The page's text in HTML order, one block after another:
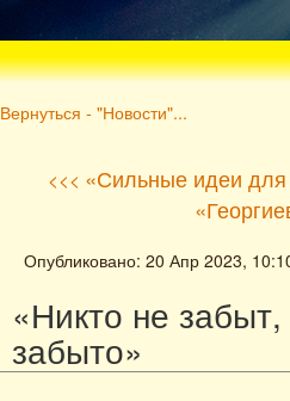
Вернуться - "Новости"...
<<< «Сильные идеи
Опубликовано: 20 Апр 2023,
«Никто не
забыто»